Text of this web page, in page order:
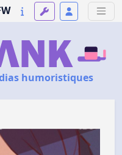
humoristiques